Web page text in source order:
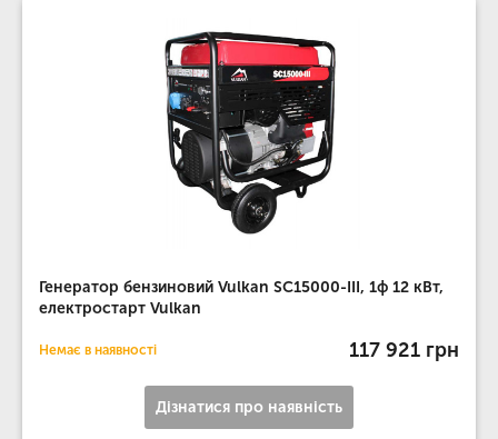
Генератор бензиновий Vulkan SC15000-III, 1ф 12 кВт,
електростарт Vulkan
Немає в наявності 117 921 грн
Дізнатися про наявність